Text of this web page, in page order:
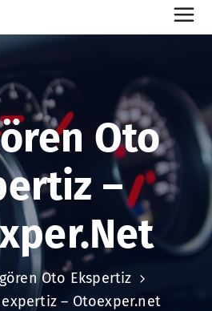
Oto
–
Oto Ekspertiz
– Otoexper.net